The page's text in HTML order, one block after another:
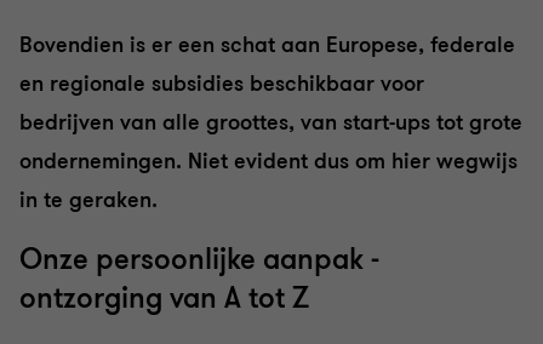
Bovendien is er een schat aan Europese, federale
en regionale subsidies beschikbaar voor
bedrijven van alle groottes, van start-ups tot grote
ondernemingen. Niet evident dus om hier wegwijs
in te geraken.
Onze persoonlijke aanpak -
ontzorging van A tot Z